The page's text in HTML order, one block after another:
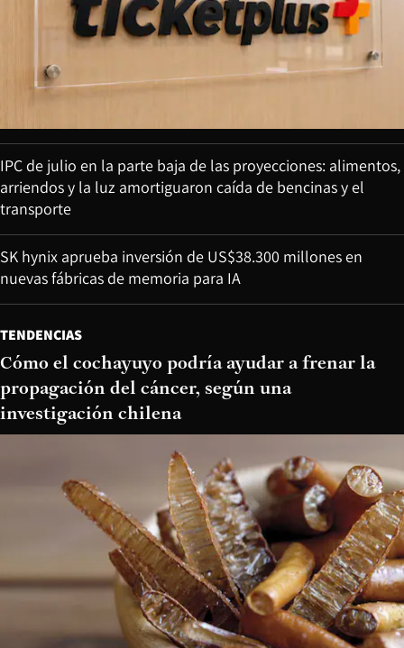
IPC de julio en la parte baja de las proyecciones: alimentos,
arriendos y la luz amortiguaron caída de bencinas y el
transporte
SK hynix aprueba inversión de US$38.300 millones en
nuevas fábricas de memoria para IA
TENDENCIAS
Cómo el cochayuyo podría ayudar a frenar la
propagación del cáncer, según una
investigación chilena